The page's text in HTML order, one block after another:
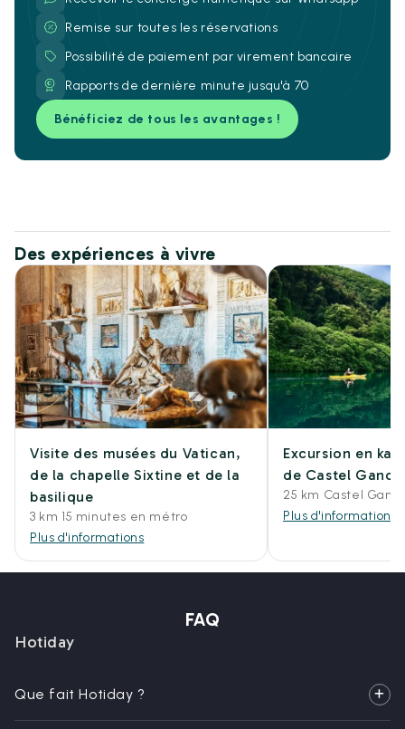
Remise sur toutes les réservations
Possibilité de paiement par virement bancaire
Rapports de dernière minute jusqu'à 70
Bénéficiez de tous les avantages !
Des expériences à vivre
Visite des musées du Vatican,
de la chapelle Sixtine et de la
basilique
3 km 15 minutes en métro
Plus d'informations
Excursion en
de Castel
25 km Castel
Plus d'informations
FAQ
Hotiday
Que fait Hotiday ?